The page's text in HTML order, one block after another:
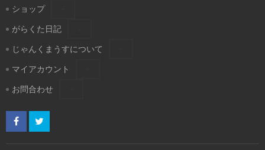
ショップ
がらくた日記
じゃんくまうすについて
マイアカウント
お問合わせ